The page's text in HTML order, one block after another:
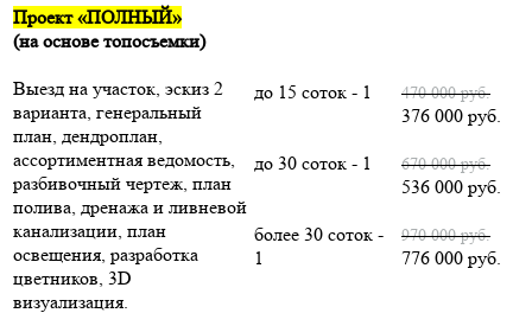
Проект «ПОЛНЫЙ»
(на основе топосъемки)
Выезд на участок, эскиз 2
варианта, генеральный
план, дендроплан,
ассортиментная ведомость,
разбивочный чертеж, план
полива, дренажа и ливневой
канализации, план
освещения, разработка
цветников, 3D
визуализация.
до 15 соток - 1
до 30 соток - 1
более 30 соток -
1
470 000 руб.
376 000 руб.
670 000 руб.
536 000 руб.
970 000 руб.
776 000 руб.